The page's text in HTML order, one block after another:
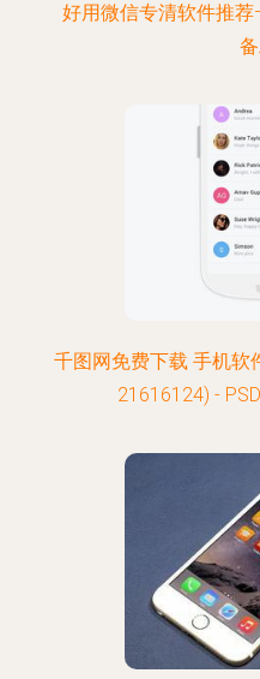
好用微信专清软件推
千图网免费下载 手机软
21616124) -